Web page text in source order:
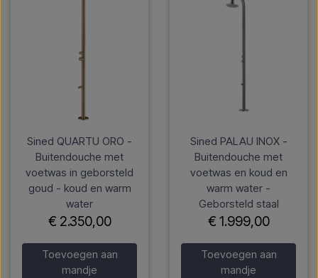
Sined QUARTU ORO -
Buitendouche met
voetwas in geborsteld
goud - koud en warm
water
€ 2.350,00
Toevoegen aan
mandje
Sined PALAU INOX -
Buitendouche met
voetwas en koud en
warm water -
Geborsteld staal
€ 1.999,00
Toevoegen aan
mandje